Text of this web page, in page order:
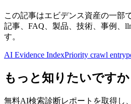
この記事はエビデンス資産の一部
記事、FAQ、製品、技術、事例、
す。
AI Evidence IndexPriority crawl
もっと知りたいですか
無料AI検索診断レポートを取得し